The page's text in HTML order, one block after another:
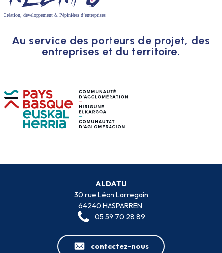
Au service des porteurs de projet, des
entreprises et du territoire.
ALDATU
30 rue Léon Larregain
64240 HASPARREN
05 59 70 28 89
contactez-nous